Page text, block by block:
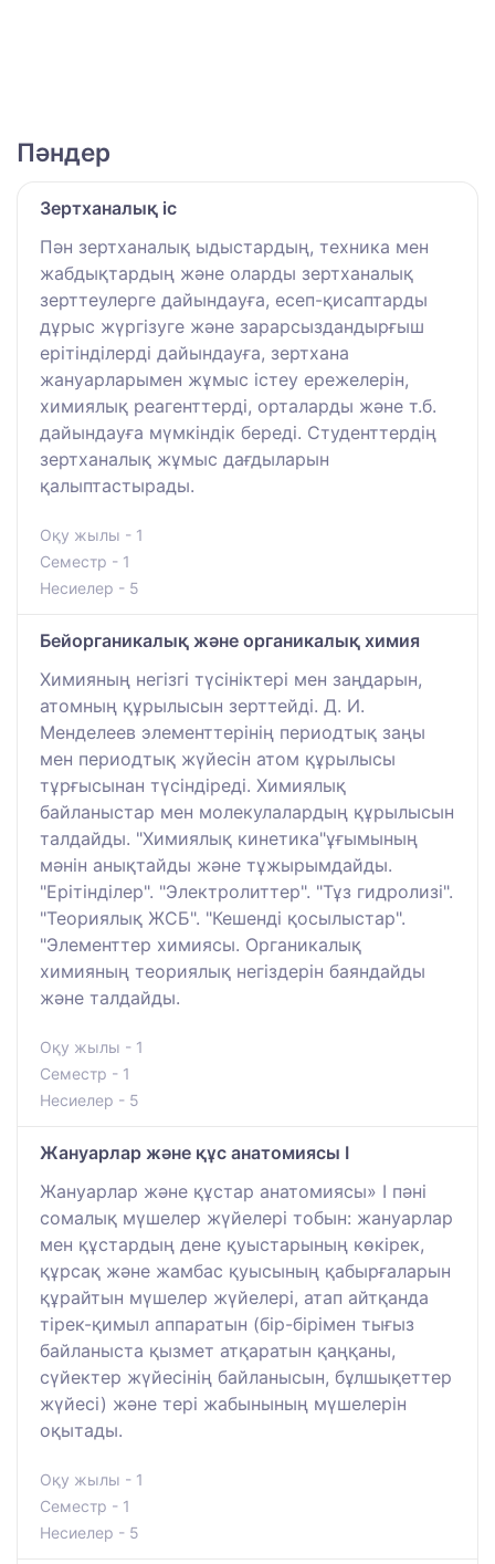
Пәндер
Зертханалық іс
Пән зертханалық ыдыстардың, техника мен
жабдықтардың және оларды зертханалық
зерттеулерге дайындауға, есеп-қисаптарды
дұрыс жүргізуге және зарарсыздандырғыш
ерітінділерді дайындауға, зертхана
жануарларымен жұмыс істеу ережелерін,
химиялық реагенттерді, орталарды және т.б.
дайындауға мүмкіндік береді. Студенттердің
зертханалық жұмыс дағдыларын
қалыптастырады.
Оқу жылы - 1
Семестр - 1
Несиелер - 5
Бейорганикалық және органикалық химия
Химияның негізгі түсініктері мен заңдарын,
атомның құрылысын зерттейді. Д. И.
Менделеев элементтерінің периодтық заңы
мен периодтық жүйесін атом құрылысы
тұрғысынан түсіндіреді. Химиялық
байланыстар мен молекулалардың құрылысын
талдайды. "Химиялық кинетика"ұғымының
мәнін анықтайды және тұжырымдайды.
"Ерітінділер". "Электролиттер". "Тұз гидролизі".
"Теориялық ЖСБ". "Кешенді қосылыстар".
"Элементтер химиясы. Органикалық
химияның теориялық негіздерін баяндайды
және талдайды.
Оқу жылы - 1
Семестр - 1
Несиелер - 5
Жануарлар және құс анатомиясы I
Жануарлар және құстар анатомиясы» I пәні
сомалық мүшелер жүйелері тобын: жануарлар
мен құстардың дене қуыстарының көкірек,
құрсақ және жамбас қуысының қабырғаларын
құрайтын мүшелер жүйелері, атап айтқанда
тірек-қимыл аппаратын (бір-бірімен тығыз
байланыста қызмет атқаратын қаңқаны,
сүйектер жүйесінің байланысын, бұлшықеттер
жүйесі) және тері жабынының мүшелерін
оқытады.
Оқу жылы - 1
Семестр - 1
Несиелер - 5